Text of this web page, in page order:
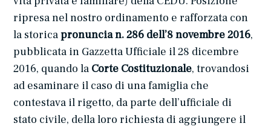
ripresa nel nostro ordinamento e rafforzata con
la storicapronuncia n. 286 dell’8 novembre 2016,
pubblicata in Gazzetta Ufficiale il 28 dicembre
2016, quando la Corte Costituzionale, trovandosi
ad esaminare il caso di una famiglia che
contestava il rigetto, da parte dell’ufficiale di
stato civile, della loro richiesta di aggiungere il